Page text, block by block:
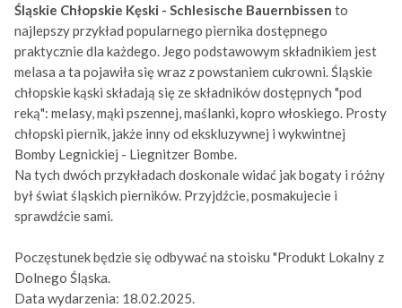
Śląskie Chłopskie Kęski - Schlesische Bauernbissen to
najlepszy przykład popularnego piernika dostępnego
praktycznie dla każdego. Jego podstawowym składnikiem jest
melasa a ta pojawiła się wraz z powstaniem cukrowni. Śląskie
chłopskie kąski składają się ze składników dostępnych "pod
reką": melasy, mąki pszennej, maślanki, kopro włoskiego. Prosty
chłopski piernik, jakże inny od ekskluzywnej i wykwintnej
Bomby Legnickiej - Liegnitzer Bombe.
Na tych dwóch przykładach doskonale widać jak bogaty i różny
był świat śląskich pierników. Przyjdźcie, posmakujecie i
sprawdźcie sami.
Poczęstunek będzie się odbywać na stoisku "Produkt Lokalny z
Dolnego Śląska.
Data wydarzenia: 18.02.2025.